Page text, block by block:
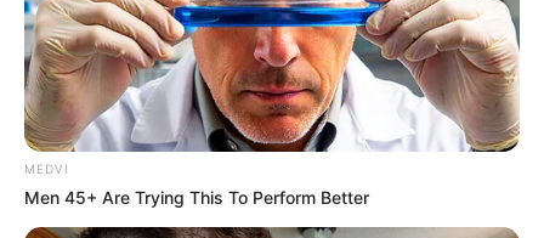
MEDVI
Men 45+ Are Trying This To Perform Better